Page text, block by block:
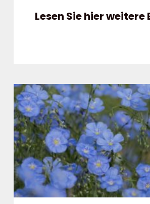
Lesen Sie hier